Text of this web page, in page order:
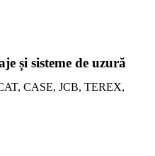
și sisteme de uzură
CASE, JCB, TEREX,